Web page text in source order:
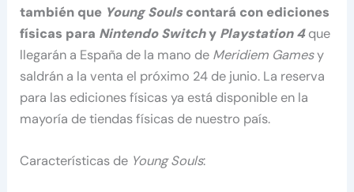
también que Young Soulscontará con ediciones
físicas para Nintendo Switchy Playstation 4que
llegarán a España de la mano de Meridiem Gamesy
saldrán a la venta el próximo 24 de junio. La reserva
para las ediciones físicas ya está disponible en la
mayoría de tiendas físicas de nuestro país.
Características de Young Souls: